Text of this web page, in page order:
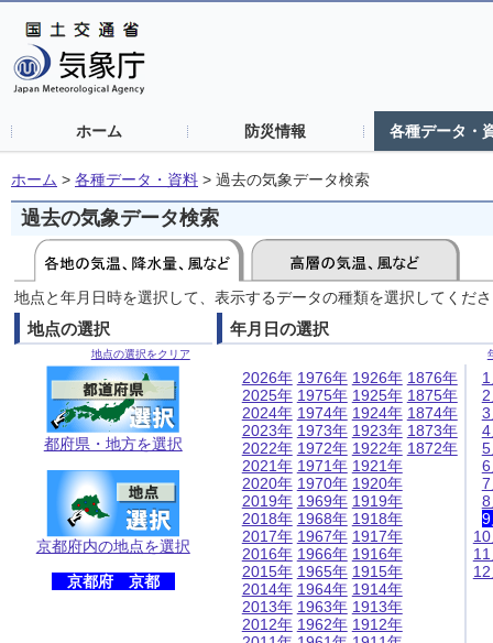
ホーム 防災情報 各種データ・
ホーム > 各種データ・資料 > 過去の気象データ検索
過去の気象データ検索
地点と年月日時を選択して、表示するデータの種類を選択してくだ
地点の選択
地点の選択をクリア
都府県・地方を選択
京都府内の地点を選択
京都府 京都
年月日の選択
2026年
2025年
2024年
2023年
2022年
2021年
2020年
2019年
2018年
2017年
2016年
2015年
2014年
2013年
2012年
1976年
1975年
1974年
1973年
1972年
1971年
1970年
1969年
1968年
1967年
1966年
1965年
1964年
1963年
1962年
1926年
1925年
1924年
1923年
1922年
1921年
1920年
1919年
1918年
1917年
1916年
1915年
1914年
1913年
1912年
1876年
1875年
1874年
1873年
1872年